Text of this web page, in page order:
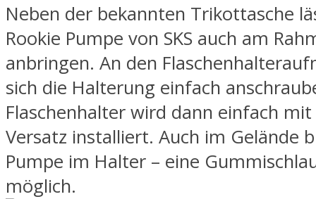
Neben der bekannten Trikottasche
Rookie Pumpe von SKS auch am
anbringen. An den
sich die Halterung einfach
Flaschenhalter wird dann einfach
Versatz installiert. Auch im Gelände
Pumpe im Halter – eine
möglich.